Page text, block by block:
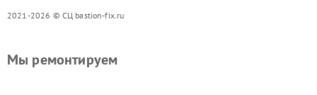
2021-2026 © СЦ bastion-fix.ru
Мы ремонтируем